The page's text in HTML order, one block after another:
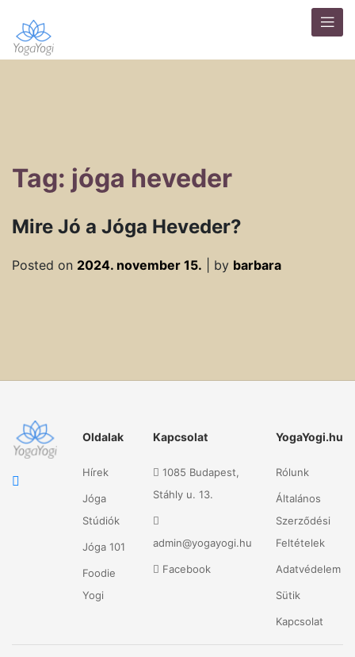
Tag: jóga heveder
Mire Jó a Jóga Heveder?
Posted on 2024. november 15. by barbara
Oldalak
Hírek
Jóga
Stúdiók
Jóga 101
Foodie
Yogi
Kapcsolat
1085 Budapest,
Stáhly u. 13.
admin@yogayogi.hu
Facebook
YogaYogi.hu
Rólunk
Általános
Szerződési
Feltételek
Adatvédelem
Sütik
Kapcsolat